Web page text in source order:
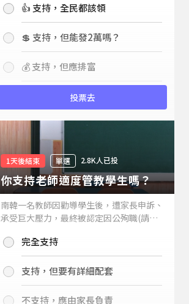
持嗎？👍 支持，全民都該領
💲 支持，但能發2萬嗎？
💰 支持，但應排富
投票去
1天後結束 單選 2.8K人已投
你支持老師適度管教學生嗎？
南韓一名教師因勸導學生後，遭家長申訴、
承受巨大壓力，最終被認定因公殉職(請見
你支持老師適度管教學生嗎？
完全支持
支持，但要有詳細配套
不支持，應由家長負責